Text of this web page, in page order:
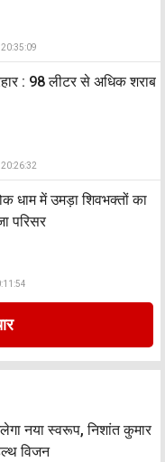
: 98 लीटर से अधिक शराब
धाम में उमड़ा शिवभक्तों का
परिसर
नया स्वरूप, निशांत कुमार
विजन